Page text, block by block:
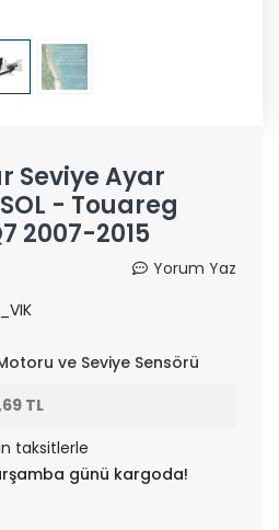
Seviye Ayar
- Touareg
2007-2015
Yorum Yaz
ve Seviye Sensörü
TL
taksitlerle
günü kargoda!